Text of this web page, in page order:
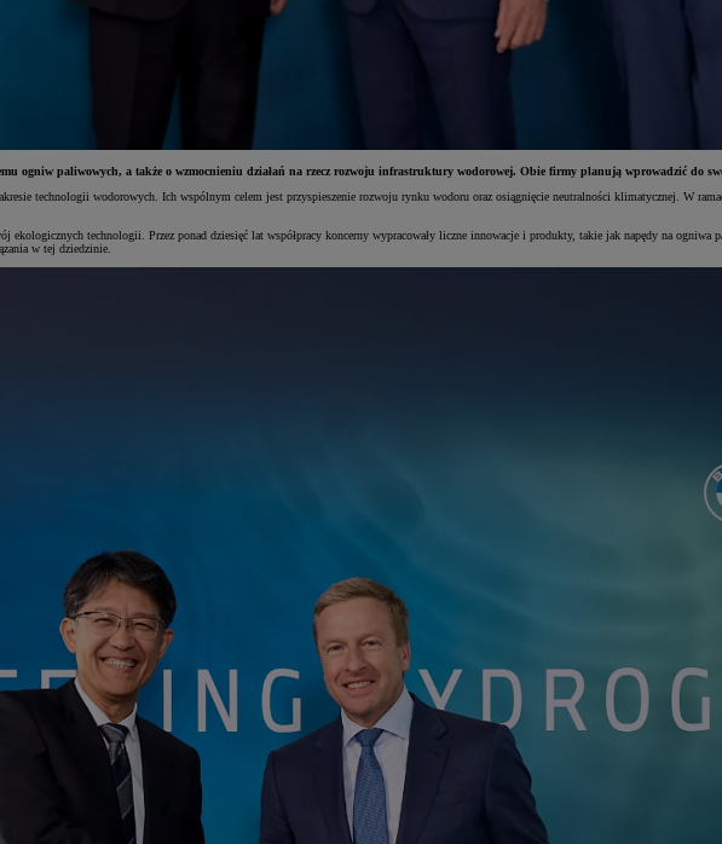
ogniw paliwowych, a także o wzmocnieniu działań na rzecz rozwoju infrastruktury wodorowej. Obie firmy planują wprowadzić do
technologii wodorowych. Ich wspólnym celem jest przyspieszenie rozwoju rynku wodoru oraz osiągnięcie neutralności klimatycznej. W
ekologicznych technologii. Przez ponad dziesięć lat współpracy koncerny wypracowały liczne innowacje i produkty, takie jak napędy na
w tej dziedzinie.